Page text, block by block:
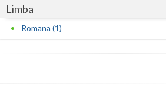
Limba
Romana (1)